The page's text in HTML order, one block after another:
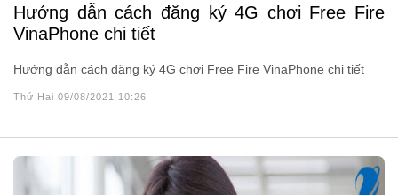
Hướng dẫn cách đăng ký 4G chơi Free Fire
VinaPhone chi tiết
Hướng dẫn cách đăng ký 4G chơi Free Fire VinaPhone chi tiết
Thứ Hai 09/08/2021 10:26